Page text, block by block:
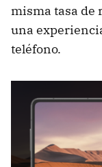
misma tasa de
una
teléfono.